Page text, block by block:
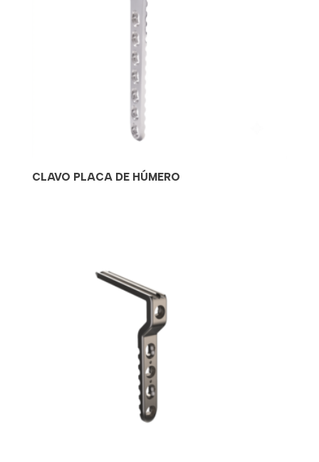
CLAVO PLACA DE HÚMERO